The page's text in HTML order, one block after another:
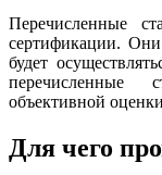
Перечисленные
сертификации.
будет
перечисленные
объективной
Для чего